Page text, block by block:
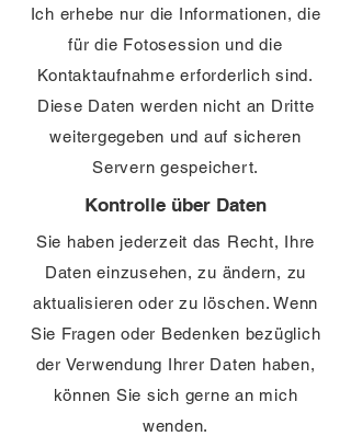
Ich erhebe nur die Informationen, die
für die Fotosession und die
Kontaktaufnahme erforderlich sind.
Diese Daten werden nicht an Dritte
weitergegeben und auf sicheren
Servern gespeichert.
Kontrolle über Daten
Sie haben jederzeit das Recht, Ihre
Daten einzusehen, zu ändern, zu
aktualisieren oder zu löschen. Wenn
Sie Fragen oder Bedenken bezüglich
der Verwendung Ihrer Daten haben,
können Sie sich gerne an mich
wenden.